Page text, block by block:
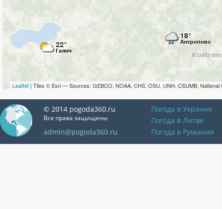
Leaflet | Tiles © Esri — Sources: GEBCO, NOAA, CHS, OSU, UNH, CSUMB, National
© 2014 pogoda360.ru
Все права защищены
admin@pogoda360.ru
Погода в Украине
Погода в Литве
Погода в Румынии